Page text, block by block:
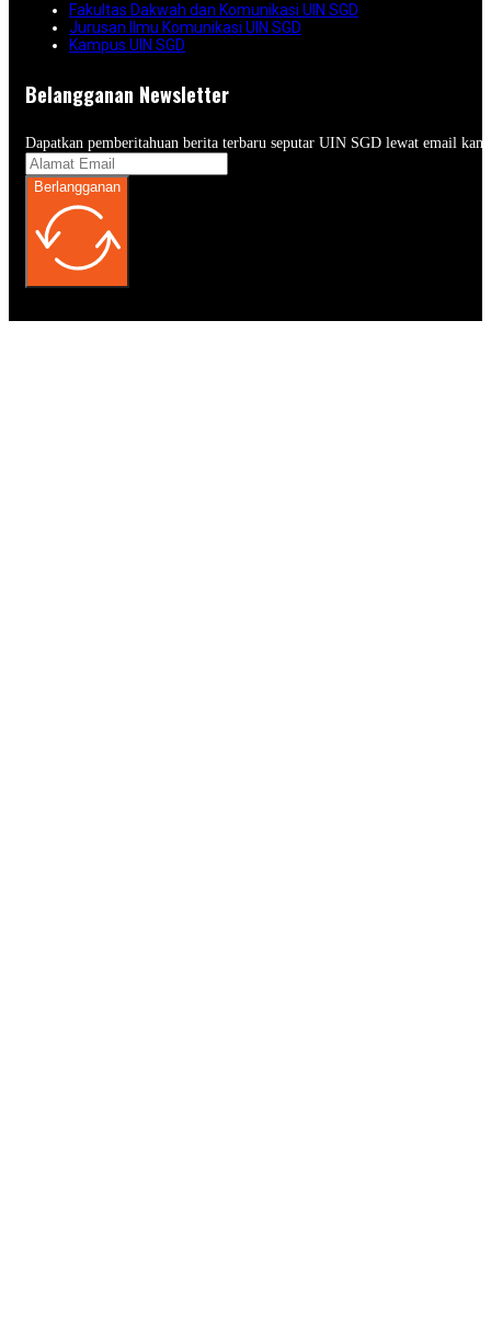
Fakultas Dakwah dan Komunikasi UIN SGD
Jurusan Ilmu Komunikasi UIN SGD
Kampus UIN SGD
Belangganan Newsletter
Dapatkan pemberitahuan berita terbaru seputar UIN SGD lewat email
Berlangganan